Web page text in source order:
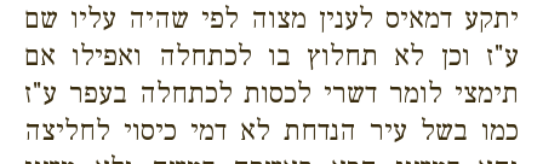
יתקע דמאיס לענין מצוה לפי שהיה עליו שם
ע"ז וכן לא תחלוץ בו לכתחלה ואפילו אם
תימצי לומר דשרי לכסות לכתחלה בעפר ע"ז
כמו בשל עיר הנדחת לא דמי כיסוי לחליצה